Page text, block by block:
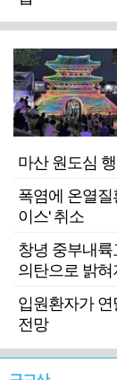
마산 원도심
폭염에 온열
이스' 취소
창녕 중부내
의탄으로 밝혀
입원환자가
전망